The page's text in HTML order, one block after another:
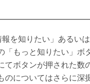
を知りたい」あるい
「もっと知りたい」ボ
てボタンが押された数
のについてはさらに深